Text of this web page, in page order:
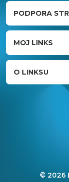
PODPORA
MOJ LINKS
O LINKSU
© 2026